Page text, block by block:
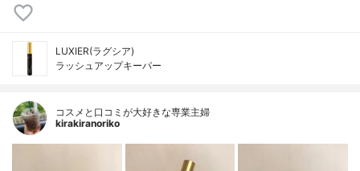
LUXIER(ラグシア)
ラッシュアップキーパー
コスメと口コミが大好きな専業主婦
kirakiranoriko